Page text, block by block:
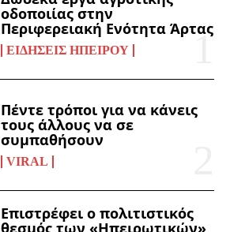
οδοποιίας στην
Περιφερειακή Ενότητα Άρτας
ΕΙΔΉΣΕΙΣ ΗΠΕΊΡΟΥ
Πέντε τρόποι για να κάνεις
τους άλλους να σε
συμπαθήσουν
VIRAL
Επιστρέφει ο πολιτιστικός